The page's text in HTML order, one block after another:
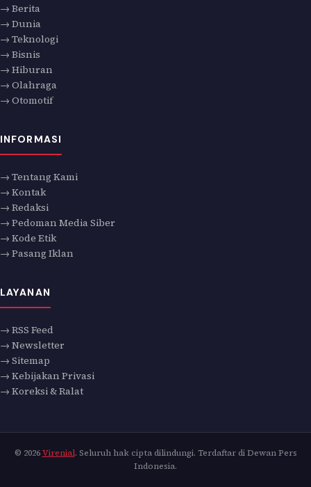
→ Berita
→ Dunia
→ Teknologi
→ Bisnis
→ Hiburan
→ Olahraga
→ Otomotif
INFORMASI
→ Tentang Kami
→ Kontak
→ Redaksi
→ Pedoman Media Siber
→ Kode Etik
→ Pasang Iklan
LAYANAN
→ RSS Feed
→ Newsletter
→ Sitemap
→ Kebijakan Privasi
→ Koreksi & Ralat
© 2026Virenial. Seluruh hak cipta dilindungi. Terdaftar di Dewan Pers
Indonesia.